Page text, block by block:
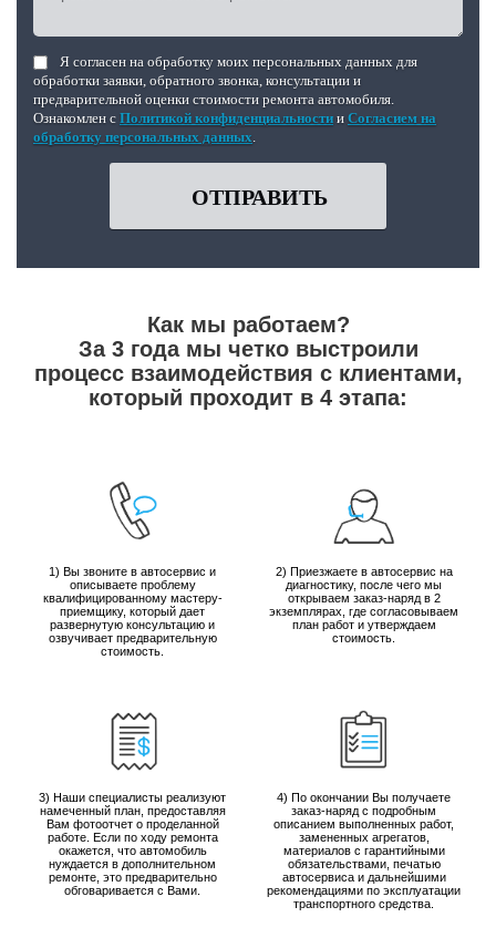
Я согласен на обработку моих персональных данных для
обработки заявки, обратного звонка, консультации и
предварительной оценки стоимости ремонта автомобиля.
Ознакомлен с Политикой конфиденциальности и Согласием на
обработку персональных данных
ОТПРАВИТЬ
Как мы работаем?
За 3 года мы четко выстроили
процесс взаимодействия с клиентами,
который проходит в 4 этапа:
1) Вы звоните в автосервис и
описываете проблему
квалифицированному мастеру-
приемщику, который дает
развернутую консультацию и
озвучивает предварительную
стоимость.
2) Приезжаете в автосервис на
диагностику, после чего мы
открываем заказ-наряд в 2
экземплярах, где согласовываем
план работ и утверждаем
стоимость.
3) Наши специалисты реализуют
намеченный план, предоставляя
Вам фотоотчет о проделанной
работе. Если по ходу ремонта
окажется, что автомобиль
нуждается в дополнительном
ремонте, это предварительно
обговаривается с Вами.
4) По окончании Вы получаете
заказ-наряд с подробным
описанием выполненных работ,
замененных агрегатов,
материалов с гарантийными
обязательствами, печатью
автосервиса и дальнейшими
рекомендациями по эксплуатации
транспортного средства.